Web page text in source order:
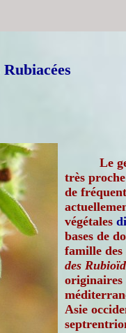
Rubiacées
Le
très
de
végétales
bases de
famille des
des
Asie